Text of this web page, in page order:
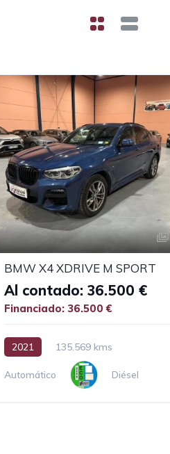
BMW X4 XDRIVE M SPORT
Al contado: 36.500 €
Financiado: 36.500 €
2021 135.569 kms
Automático Diésel